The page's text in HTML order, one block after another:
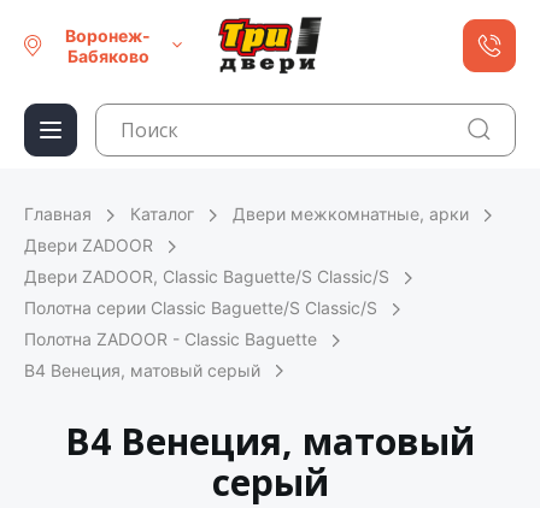
Воронеж-
Бабяково
Главная Каталог
Двери межкомнатные, арки
Двери ZADOOR
Двери ZADOOR, Classic Baguette/S Classic/S
Полотна серии Classic Baguette/S Classic/S
Полотна ZADOOR - Classic Baguette
В4 Венеция, матовый серый
В4 Венеция, матовый
серый